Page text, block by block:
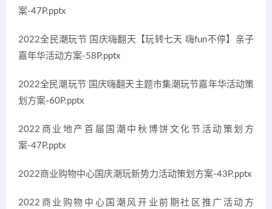
案-47P.pptx
2022全民潮玩节 国庆嗨翻天【玩转七天 嗨fun不停】亲子
嘉年华活动方案-58P.pptx
2022全民潮玩节 国庆嗨翻天主题市集潮玩节嘉年华活动策
划方案-60P.pptx
2022商业地产首届国潮中秋博饼文化节活动策划方
案-47P.pptx
2022商业购物中心国庆潮玩新势力活动策划方案-43P.pptx
2022商业购物中心国潮风开业前期社区推广活动方